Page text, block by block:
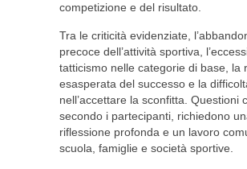
competizione e del risultato.
Tra le criticità evidenziate,
precoce dell’attività sportiva,
tatticismo nelle categorie di base, la
esasperata del successo e la
nell’accettare la sconfitta. Questioni
secondo i partecipanti, richiedono
riflessione profonda e un lavoro
scuola, famiglie e società sportive.